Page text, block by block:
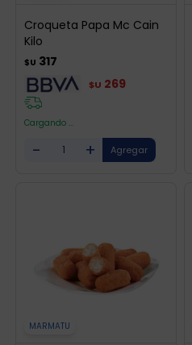
Croqueta Papa Mc Cain
Kilo
$U 317
$U 269
Cargando ...
- +
MARMATU